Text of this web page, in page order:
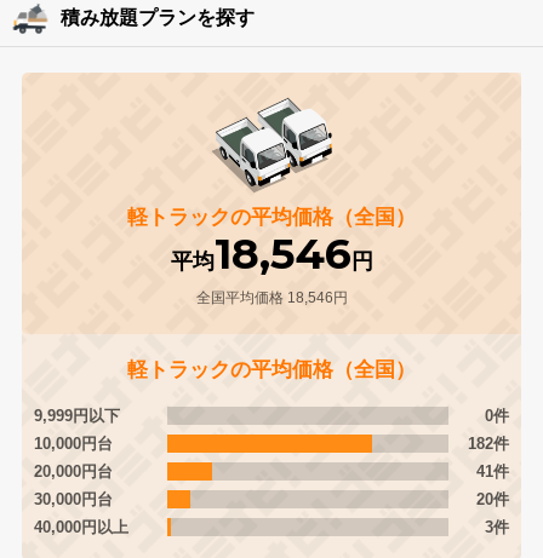
積み放題プランを探す
軽トラックの平均価格（全国）
平均18,546 円
全国平均価格 18,546円
軽トラックの平均価格（全国）
9,999円以下
0件
10,000円台
182件
20,000円台
41件
30,000円台
20件
40,000円以上
3件